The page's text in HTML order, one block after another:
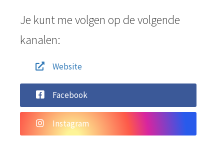
Je kunt me volgen op de volgende
kanalen:
Website
Facebook
Instagram